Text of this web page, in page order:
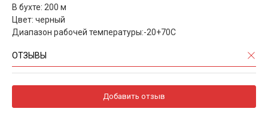
В бухте: 200 м
Цвет: черный
Диапазон рабочей температуры:-20+70С
ОТЗЫВЫ
Добавить отзыв